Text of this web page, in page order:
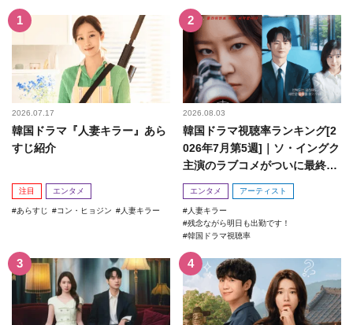
2026.07.17
韓国ドラマ『人妻キラー』あら
すじ紹介
注目 エンタメ
あらすじ コン・ヒョジン 人妻キラー
2026.08.03
韓国ドラマ視聴率ランキング[2
026年7月第5週]｜ソ・イングク
主演のラブコメがついに最終
回！
エンタメ アーティスト
人妻キラー
残念ながら明日も出勤です！
韓国ドラマ視聴率